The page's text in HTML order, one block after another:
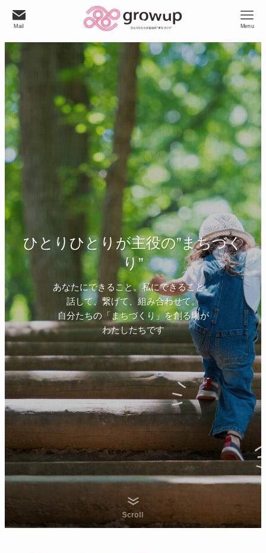
Mail Menu
ひとりひとりが主役の”まちづく
り”
あなたにできること。私にできること。
話して、繋げて、組み合わせて。
自分たちの「まちづくり」を創る場が
わたしたちです
Scroll